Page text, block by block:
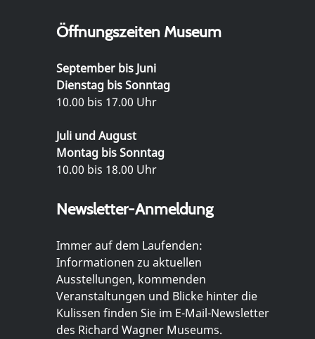
Öffnungszeiten Museum
September bis Juni
Dienstag bis Sonntag
10.00 bis 17.00 Uhr
Juli und August
Montag bis Sonntag
10.00 bis 18.00 Uhr
Newsletter-Anmeldung
Immer auf dem Laufenden:
Informationen zu aktuellen
Ausstellungen, kommenden
Veranstaltungen und Blicke hinter die
Kulissen finden Sie im E-Mail-Newsletter
des Richard Wagner Museums.